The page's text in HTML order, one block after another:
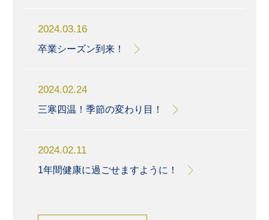
2024.03.16
卒業シーズン到来！
2024.02.24
三寒四温！季節の変わり目！
2024.02.11
1年間健康に過ごせますように！